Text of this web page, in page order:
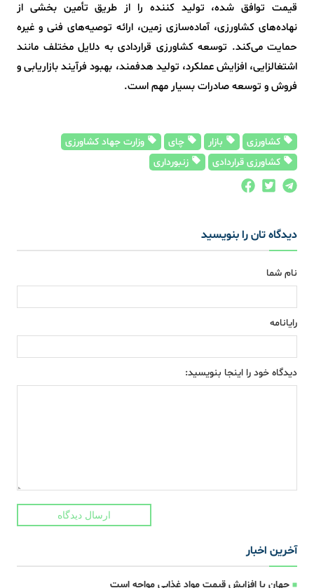
قیمت توافق شده، تولید کننده را از طریق تأمین بخشی از
نهاده‌های کشاورزی، آماده‌سازی زمین، ارائه توصیه‌های فنی و غیره
حمایت می‌کند. توسعه کشاورزی قراردادی به دلایل مختلف مانند
اشتغالزایی، افزایش عملکرد، تولید هدفمند، بهبود فرآیند بازاریابی و
فروش و توسعه صادرات بسیار مهم است.
کشاورزی بازار چای
وزارت جهاد کشاورزی
کشاورزی قراردادی
زنبورداری
دیدگاه تان را بنویسید
نام شما
رایانامه
دیدگاه خود را اینجا بنویسید:
ارسال دیدگاه
آخرین اخبار
جهان با افزایش قیمت مواد غذایی مواجه است